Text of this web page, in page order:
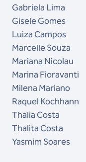
Gabriela Lima
Gisele Gomes
Luiza Campos
Marcelle Souza
Mariana Nicolau
Marina Fioravanti
Milena Mariano
Raquel Kochhann
Thalia Costa
Thalita Costa
Yasmim Soares